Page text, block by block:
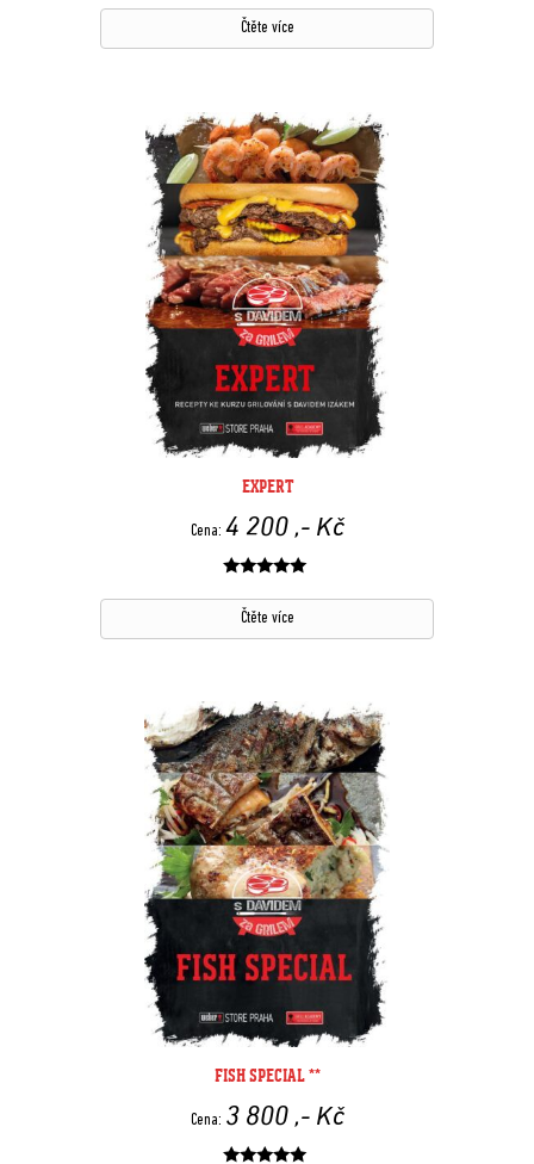
Čtěte více
EXPERT
Cena: 4 200 ,- Kč
Čtěte více
FISH SPECIAL **
Cena: 3 800 ,- Kč